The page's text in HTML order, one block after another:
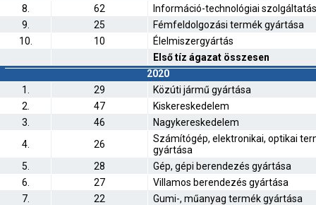
8.
62
Információ-technológiai szolgáltatás
9.
25
Fémfeldolgozási termék gyártása
10.
10
Élelmiszergyártás
Első tíz ágazat összesen
2020
1.
29
Közúti jármű gyártása
2.
47
Kiskereskedelem
3.
46
Nagykereskedelem
4.
26
Számítógép, elektronikai, optikai
gyártása
5.
28
Gép, gépi berendezés gyártása
6.
27
Villamos berendezés gyártása
7.
22
Gumi-, műanyag termék gyártása